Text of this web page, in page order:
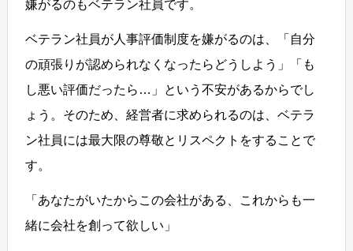
嫌がるのもベテラン社員です。
ベテラン社員が人事評価制度を嫌がるのは、「自分
の頑張りが認められなくなったらどうしよう」「も
し悪い評価だったら…」という不安があるからでし
ょう。そのため、経営者に求められるのは、ベテラ
ン社員には最大限の尊敬とリスペクトをすることで
す。
「あなたがいたからこの会社がある、これからも一
緒に会社を創って欲しい」